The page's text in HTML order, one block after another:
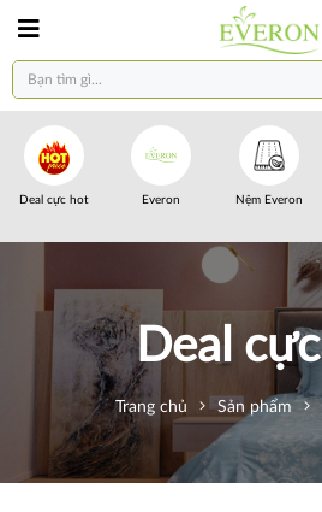
Deal cực hot Everon Nệm Everon
Deal
Trang chủ Sản phẩm